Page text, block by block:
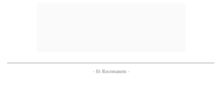
- Et Recomanem -